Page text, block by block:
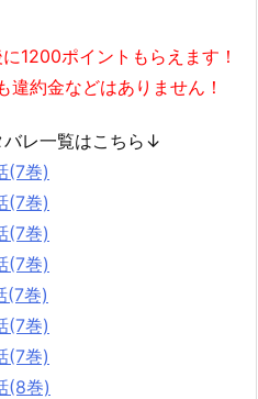
1200ポイント もらえます！
違約金などはありません！
バレ一覧はこちら↓
(7巻)
(7巻)
(7巻)
(7巻)
(7巻)
(7巻)
(7巻)
(8巻)